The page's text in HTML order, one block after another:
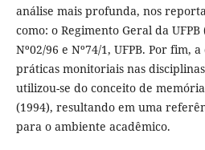
análise mais profunda, nos
como: o Regimento Geral da UFPB
Nº02/96 e Nº74/1, UFPB. Por fim,
práticas monitoriais nas
utilizou-se do conceito de
(1994), resultando em uma
para o ambiente acadêmico.